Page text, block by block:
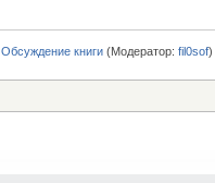
Обсуждение книги(Модератор: fil0sof)